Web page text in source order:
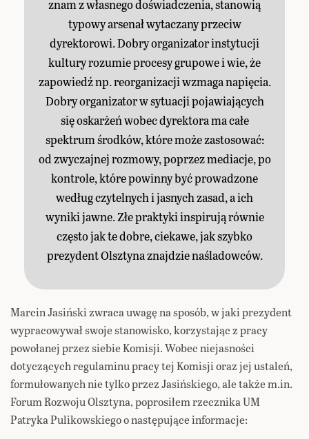
znam z własnego doświadczenia, stanowią
typowy arsenał wytaczany przeciw
dyrektorowi. Dobry organizator instytucji
kultury rozumie procesy grupowe i wie, że
zapowiedź np. reorganizacji wzmaga napięcia.
Dobry organizator w sytuacji pojawiających
się oskarżeń wobec dyrektora ma całe
spektrum środków, które może zastosować:
od zwyczajnej rozmowy, poprzez mediacje, po
kontrole, które powinny być prowadzone
według czytelnych i jasnych zasad, a ich
wyniki jawne. Złe praktyki inspirują równie
często jak te dobre, ciekawe, jak szybko
prezydent Olsztyna znajdzie naśladowców.
Marcin Jasiński zwraca uwagę na sposób, w jaki prezydent
wypracowywał swoje stanowisko, korzystając z pracy
powołanej przez siebie Komisji. Wobec niejasności
dotyczących regulaminu pracy tej Komisji oraz jej ustaleń,
formułowanych nie tylko przez Jasińskiego, ale także m.in.
Forum Rozwoju Olsztyna, poprosiłem rzecznika UM
Patryka Pulikowskiego o następujące informacje: